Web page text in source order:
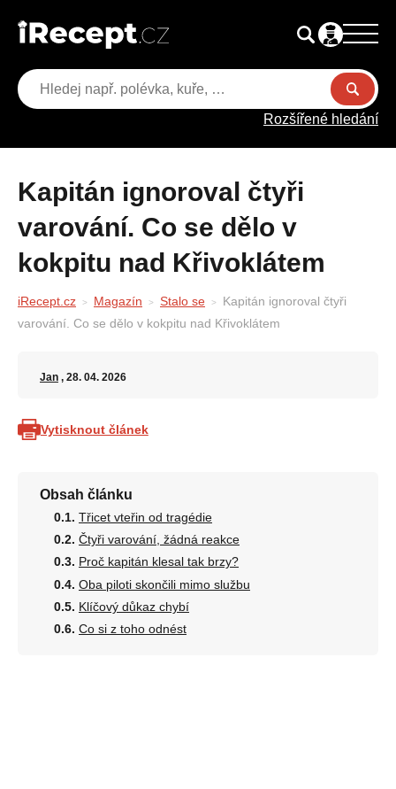
Rozšířené hledání
Kapitán ignoroval čtyři
varování. Co se dělo v
kokpitu nad Křivoklátem
iRecept.cz Magazín Stalo se
Kapitán ignoroval čtyři
varování. Co se dělo v kokpitu nad Křivoklátem
Jan , 28. 04. 2026
Vytisknout článek
Obsah článku
Třicet vteřin od tragédie
Čtyři varování, žádná reakce
Proč kapitán klesal tak brzy?
Oba piloti skončili mimo službu
Klíčový důkaz chybí
Co si z toho odnést